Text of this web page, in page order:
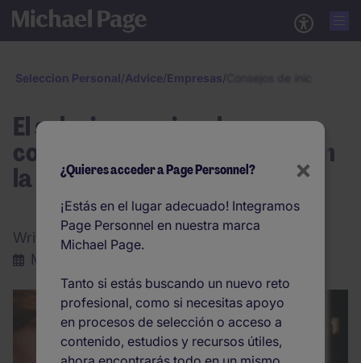
Seleccion Personal/Advice/Empresas/
El salario emocional: nuevo
concepto a tener en cuenta en
la remuneración salarial
Written by:
Michael Page
Mayo 2026
×
¿Quieres acceder a Page Personnel?
¡Estás en el lugar adecuado! Integramos
Page Personnel en nuestra marca
Michael Page.
Tanto si estás buscando un nuevo reto
profesional, como si necesitas apoyo
en procesos de selección o acceso a
contenido, estudios y recursos útiles,